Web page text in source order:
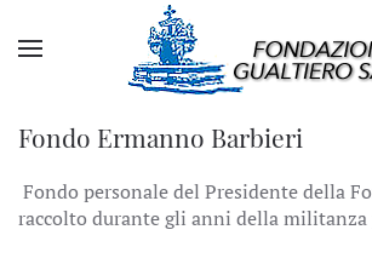
Fondo Ermanno Barbieri
Fondo personale del Presidente della
raccolto durante gli anni della